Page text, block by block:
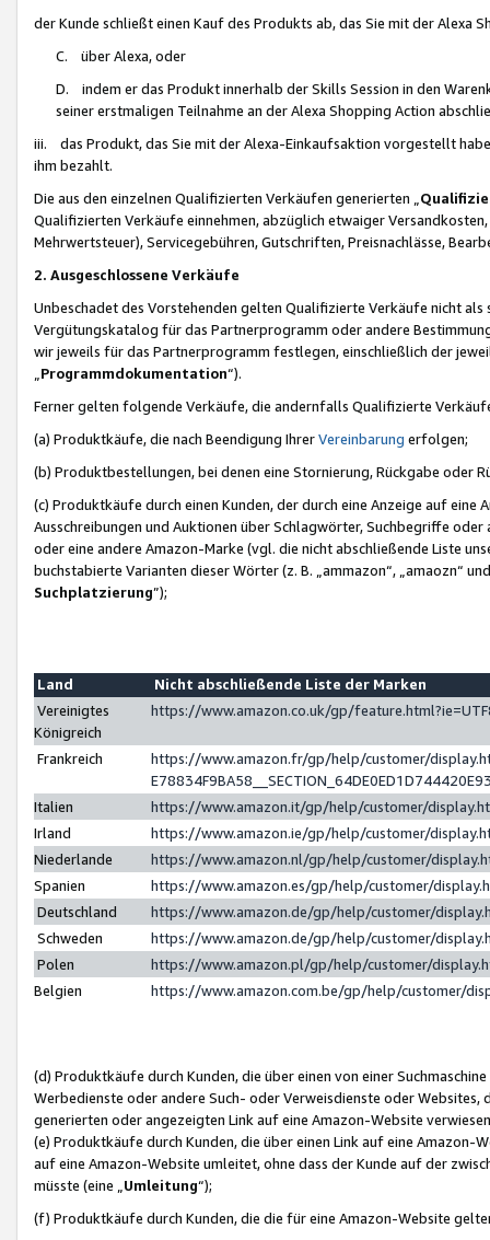
der Kunde schließt einen Kauf des Produkts ab, das Sie mit der Alexa
C. über Alexa, oder
D. indem er das Produkt innerhalb der Skills Session in den
seiner erstmaligen Teilnahme an der Alexa Shopping Action
iii. das Produkt, das Sie mit der Alexa-Einkaufsaktion vorgestellt
ihm bezahlt.
Die aus den einzelnen Qualifizierten Verkäufen generierten „
Qualifizierten Verkäufe einnehmen, abzüglich etwaiger
Mehrwertsteuer), Servicegebühren, Gutschriften, Preisnachlässe,
2. Ausgeschlossene Verkäufe
Unbeschadet des Vorstehenden gelten Qualifizierte Verkäufe nicht
Vergütungskatalog für das Partnerprogramm oder andere
wir jeweils für das Partnerprogramm festlegen, einschließlich der
Programmdokumentation“).
Ferner gelten folgende Verkäufe, die andernfalls Qualifizierte
(a) Produktkäufe, die nach Beendigung IhrerVereinbarung erfolgen;
(b) Produktbestellungen, bei denen eine Stornierung, Rückgabe oder
(c) Produktkäufe durch einen Kunden, der durch eine Anzeige auf
Ausschreibungen und Auktionen über Schlagwörter, Suchbegriffe
oder eine andere Amazon-Marke (vgl. die nicht abschließende Liste
buchstabierte Varianten dieser Wörter (z. B. „ammazon“, „amaozn“
Suchplatzierung”);
Land
Nicht abschließende Liste der Marken
Vereinigtes
Königreich
https://www.amazon.co.uk/gp/
Frankreich
https://www.amazon.fr/gp/help/customer/
Italien
https://www.amazon.it/gp/help/customer/
Irland
https://www.amazon.ie/gp/help/customer/
Niederlande
https://www.amazon.nl/gp/help/customer/
Spanien
https://www.amazon.es/gp/help/customer/
Deutschland
https://www.amazon.de/gp/help/customer/
Schweden
https://www.amazon.de/gp/help/customer/
Polen
https://www.amazon.pl/gp/help/customer/
Belgien
https://www.amazon.com.be/gp/help/customer/
(d) Produktkäufe durch Kunden, die über einen von einer
Werbedienste oder andere Such- oder Verweisdienste oder Websites,
generierten oder angezeigten Link auf eine Amazon-Website
(e) Produktkäufe durch Kunden, die über einen Link auf eine
auf eine Amazon-Website umleitet, ohne dass der Kunde auf der
müsste (eine „ Umleitung“);
(f) Produktkäufe durch Kunden, die die für eine Amazon-Website